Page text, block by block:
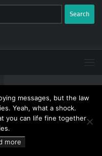
All Rights Reserved.
messages, but the law
Yeah, what a shock.
you can life fine together
more